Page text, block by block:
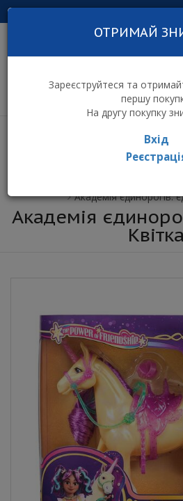
інтернет-
ОТРИМАЙ
Зареєструйтеся та
першу
На другу покупку
Вхід
Академія єдинорогів:
Академія
Квітка